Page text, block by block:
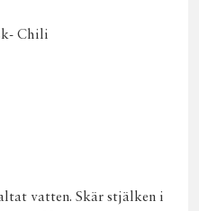
Chili
vatten. Skär stjälken i